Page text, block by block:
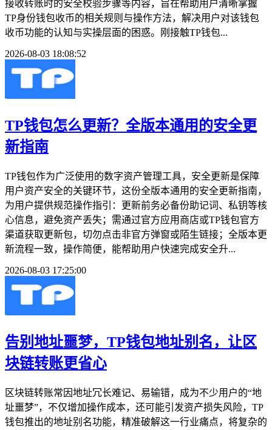
接收转账时的安全校验步骤等内容，旨在帮助用户清晰掌握
TP身份钱包收币的相关规则与操作方法，解决用户对该钱包
收币功能的认知与实操层面的困惑。刚接触TP钱包...
2026-08-03 18:08:52
TP钱包怎么更新？全版本通用的安全更
新指南
TP钱包作为广泛使用的数字资产管理工具，安全更新是保障
用户资产安全的关键环节，这份全版本通用的安全更新指南，
为用户提供规范操作指引：更新前务必备份助记词、私钥等核
心信息，避免资产丢失；需通过官方应用商店或TP钱包官方
渠道获取更新包，切勿点击非官方弹窗或陌生链接；全版本更
新流程一致，操作简便，能帮助用户快速完成安全升...
2026-08-03 17:25:00
告别地址噩梦，TP钱包地址别名，让区
块链转账更省心
区块链转账常因地址冗长难记、易输错，成为不少用户的“地
址噩梦”，不仅增加操作成本，还可能引发资产损失风险，TP
钱包推出的地址别名功能，精准破解这一行业痛点，将复杂的